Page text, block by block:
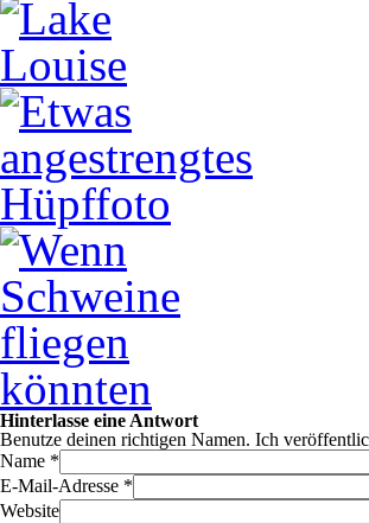
Hinterlasse eine Antwort
Benutze deinen richtigen Namen. Ich
Name *
E-Mail-Adresse *
Website